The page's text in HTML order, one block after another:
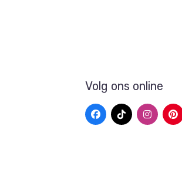
Volg ons online